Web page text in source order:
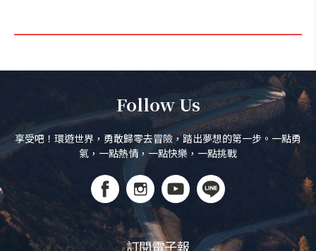
Follow Us
享受吧！環遊世界，勇敢歸零去冒險，踏出夢想的第一步。一點勇
氣，一點熱情，一點快樂，一點挑戰
訂閱電子報